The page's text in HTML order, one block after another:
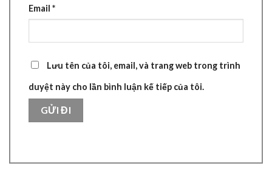
Email *
Lưu tên của tôi, email, và trang web trong trình
duyệt này cho lần bình luận kế tiếp của tôi.